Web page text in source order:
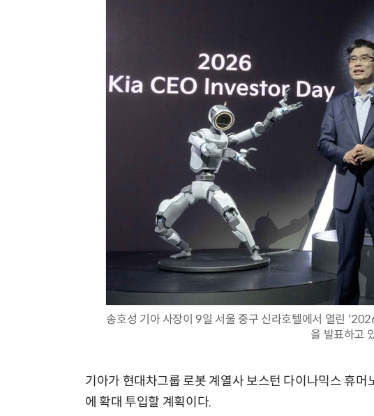
송호성 기아 사장이 9일 서울 중구 신라호텔에서 열린
을 발표하고
기아가 현대차그룹 로봇 계열사 보스턴 다이나믹스 휴
에 확대 투입할 계획이다.